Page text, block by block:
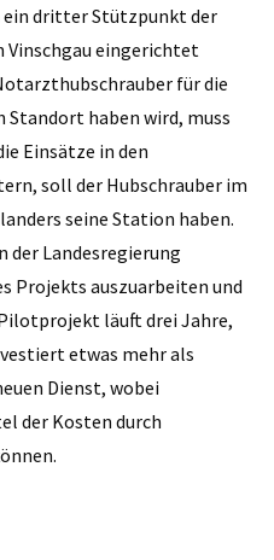
dritter Stützpunkt der
eingerichtet
für die
Standort haben wird, muss
Einsätze in den
soll der Hubschrauber im
seine Station haben.
der Landesregierung
Projekts auszuarbeiten und
läuft drei Jahre,
etwas mehr als
Dienst, wobei
der Kosten durch